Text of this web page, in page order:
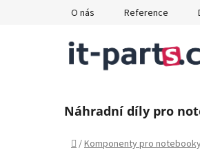
O nás Reference
Náhradní díly pro
Domů
/Komponenty pro